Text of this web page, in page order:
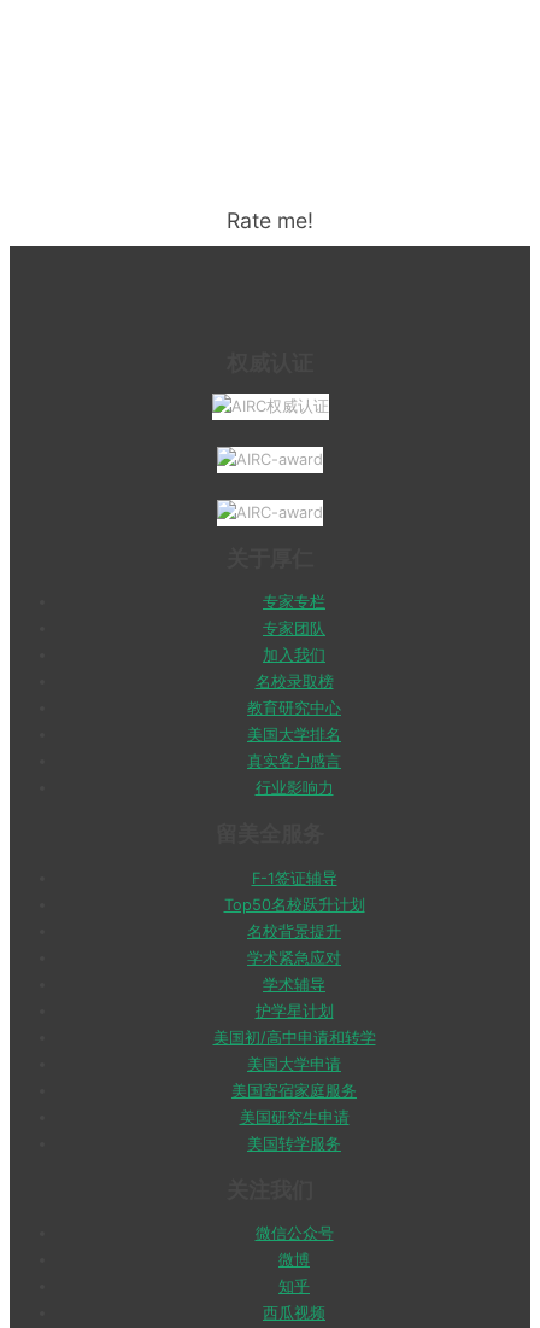
Rate me!
专家专栏
专家团队
加入我们
名校录取榜
教育研究中心
美国大学排名
真实客户感言
行业影响力
F-1签证辅导
Top50名校跃升计划
名校背景提升
学术紧急应对
学术辅导
护学星计划
美国初/高中申请和转学
美国大学申请
美国寄宿家庭服务
美国研究生申请
美国转学服务
微信公众号
微博
知乎
西瓜视频